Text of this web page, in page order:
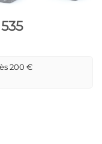
200 €